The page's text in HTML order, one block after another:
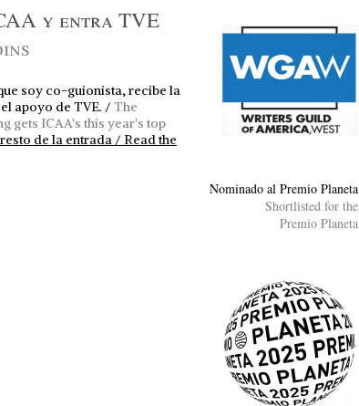
y entra TVE
soy co-guionista, recibe la
apoyo de TVE. / The
gets ICAA's this year's top
de la entrada / Read the
Nominado al Premio Planeta
Shortlisted for the
Premio Planeta